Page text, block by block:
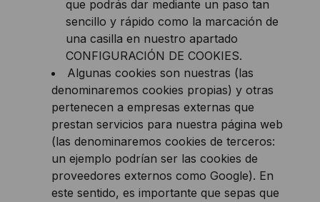
que podrás dar mediante un paso tan
sencillo y rápido como la marcación de
una casilla en nuestro apartado
CONFIGURACIÓN DE COOKIES.
Algunas cookies son nuestras (las
denominaremos cookies propias) y otras
pertenecen a empresas externas que
prestan servicios para nuestra página web
(las denominaremos cookies de terceros:
un ejemplo podrían ser las cookies de
proveedores externos como Google). En
este sentido, es importante que sepas que